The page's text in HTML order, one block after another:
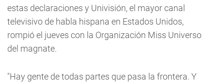
estas declaraciones y Univisión, el mayor canal
televisivo de habla hispana en Estados Unidos,
rompió el jueves con la Organización Miss Universo
del magnate.
"Hay gente de todas partes que pasa la frontera. Y